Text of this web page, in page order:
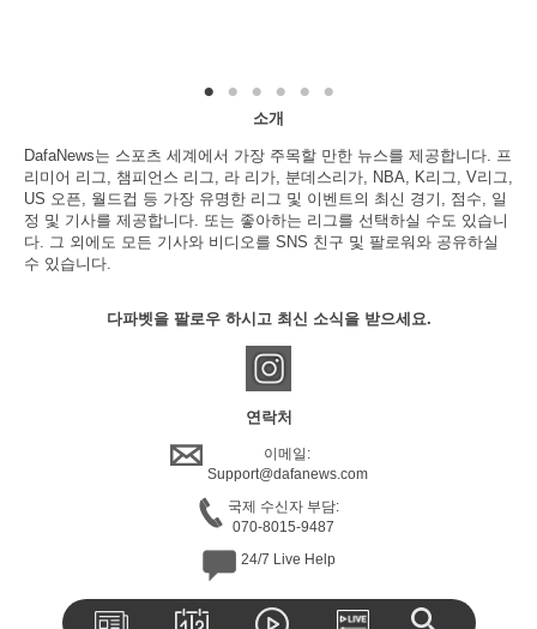
소개
DafaNews는 스포츠 세계에서 가장 주목할 만한 뉴스를 제공합니다. 프
리미어 리그, 챔피언스 리그, 라 리가, 분데스리가, NBA, K리그, V리그,
US 오픈, 월드컵 등 가장 유명한 리그 및 이벤트의 최신 경기, 점수, 일
정 및 기사를 제공합니다. 또는 좋아하는 리그를 선택하실 수도 있습니
다. 그 외에도 모든 기사와 비디오를 SNS 친구 및 팔로워와 공유하실
수 있습니다.
다파벳을 팔로우 하시고 최신 소식을 받으세요.
연락처
이메일:
Support@dafanews.com
국제 수신자 부담:
070-8015-9487
24/7 Live Help